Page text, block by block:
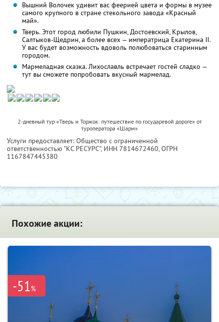
Вышний Волочек удивит вас феерией цвета и формы в музее
самого крупного в стране стекольного завода «Красный
май».
Тверь. Этот город любили Пушкин, Достоевский, Крылов,
Салтыков-Щедрин, а более всех — императрица Екатерина II.
У вас будет возможность вдоволь полюбоваться старинным
городом.
Мармеладная сказка. Лихославль встречает гостей сладко —
тут вы сможете попробовать вкусный мармелад.
2-дневный тур «Тверь и Торжок: путешествие по государевой дороге» от
туроператора «Шарм»
Услуги предоставляет: Общество с ограниченной
ответственностью "КС РЕСУРС", ИНН 7814672460, ОГРН
1167847445380
Похожие акции:
-51%